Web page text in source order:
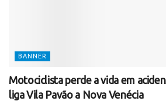
BANNER
Motociclista perde a vida em
liga Vila Pavão a Nova Venécia